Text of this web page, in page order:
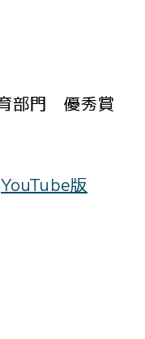
部門 優秀賞
YouTube版